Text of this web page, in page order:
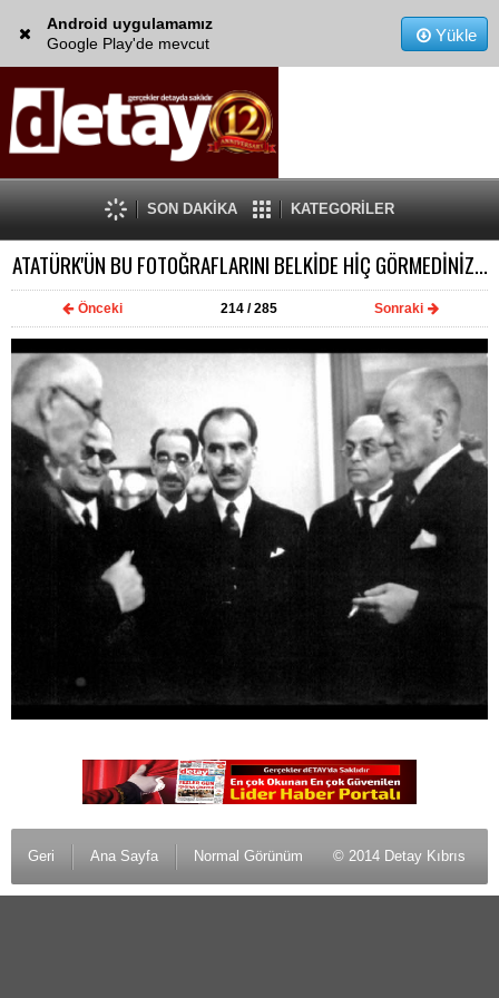
Android uygulamamız
Google Play'de mevcut
Yükle
SON DAKİKA KATEGORİLER
ATATÜRK'ÜN BU FOTOĞRAFLARINI BELKİDE HİÇ GÖRMEDİNİZ...
Önceki 214 / 285 Sonraki
Geri Ana Sayfa Normal Görünüm © 2014 Detay Kıbrıs